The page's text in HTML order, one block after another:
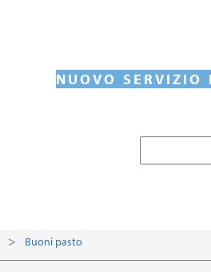
NUOVO
Buoni pasto